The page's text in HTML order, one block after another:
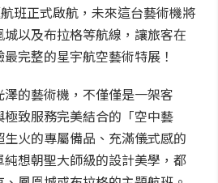
班正式啟航，未來這台藝術機將
以及布拉格等航線，讓旅客在
完整的星宇航空藝術特展！
的藝術機，不僅僅是一架客
致服務完美結合的「空中藝
火的專屬備品、充滿儀式感的
純想朝聖大師級的設計美學，都